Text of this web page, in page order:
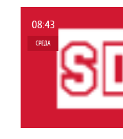
08:43
СРЕДА